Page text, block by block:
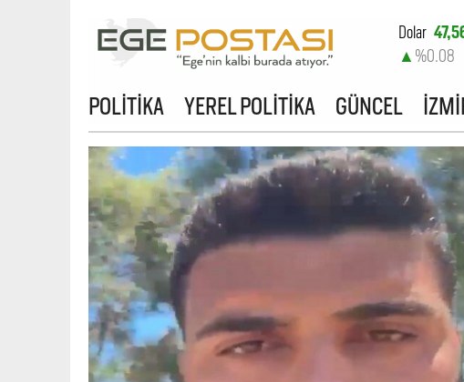
Dolar
▲ %0.08
%0.11
POLİTİKA YEREL POLİTİKA GÜNCEL